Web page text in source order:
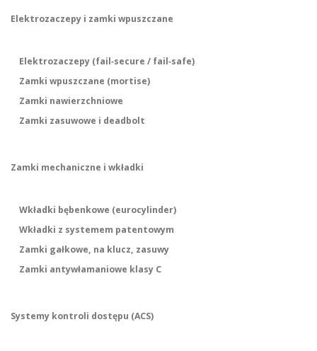
Elektrozaczepy i zamki wpuszczane
Elektrozaczepy (fail‑secure / fail‑safe)
Zamki wpuszczane (mortise)
Zamki nawierzchniowe
Zamki zasuwowe i deadbolt
Zamki mechaniczne i wkładki
Wkładki bębenkowe (eurocylinder)
Wkładki z systemem patentowym
Zamki gałkowe, na klucz, zasuwy
Zamki antywłamaniowe klasy C
Systemy kontroli dostępu (ACS)